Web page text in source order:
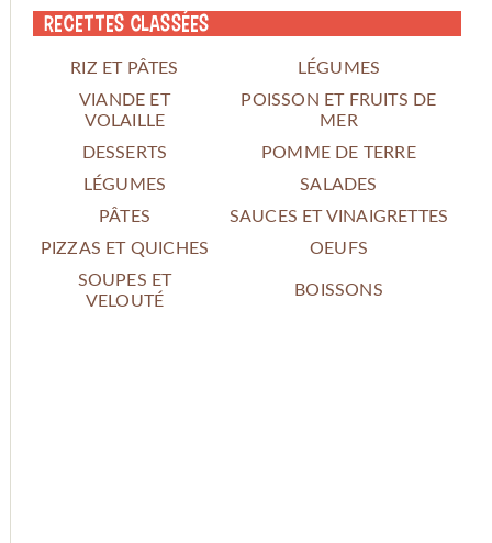
Recettes classées
RIZ ET PÂTES
LÉGUMES
VIANDE ET
VOLAILLE
POISSON ET FRUITS DE
MER
DESSERTS
POMME DE TERRE
LÉGUMES
SALADES
PÂTES
SAUCES ET VINAIGRETTES
PIZZAS ET QUICHES
OEUFS
SOUPES ET
VELOUTÉ
BOISSONS